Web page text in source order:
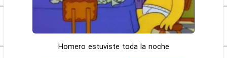
Homero estuviste toda la noche